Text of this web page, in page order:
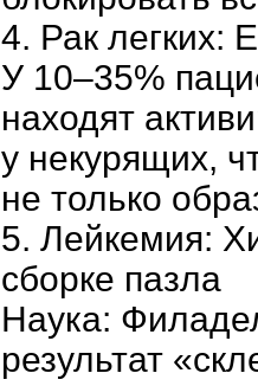
4. Рак легких:
У 10–35%
находят
у некурящих,
не только
5. Лейкемия:
сборке пазла
Наука:
результат